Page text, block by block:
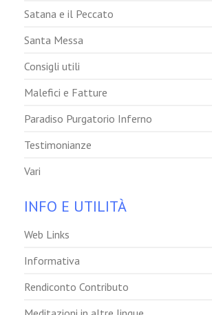
Satana e il Peccato
Santa Messa
Consigli utili
Malefici e Fatture
Paradiso Purgatorio Inferno
Testimonianze
Vari
INFO E UTILITÀ
Web Links
Informativa
Rendiconto Contributo